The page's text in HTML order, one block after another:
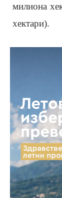
милиона
хектари).